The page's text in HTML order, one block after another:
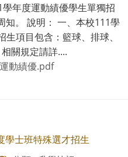
年度運動績優學生單獨招
知。 說明： 一、本校111學
項目包含：籃球、排球、
關規定請詳....
動績優.pdf
學士班特殊選才招生